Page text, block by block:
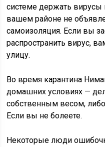
системе держать вирусы
вашем районе не
самоизоляция. Если вы
распространить вирус,
улицу.
Во время карантина
домашних условиях —
собственным весом,
Если вы не болеете.
Некоторые люди